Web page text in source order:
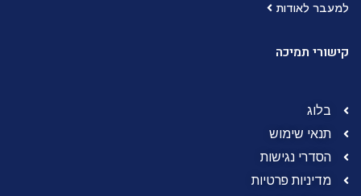
למעבר לאודות
קישורי תמיכה
בלוג
תנאי שימוש
הסדרי נגישות
מדיניות פרטיות